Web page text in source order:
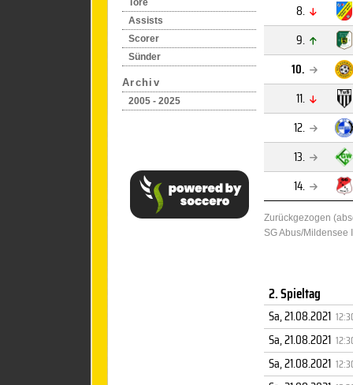
Tore
Assists
Scorer
Sünder
Archiv
2005 - 2025
8.
9.
10.
11.
12.
13.
14.
Zurückgezogen
SG Abus/Mildensee
2. Spieltag
Sa, 21.08.2021
Sa, 21.08.2021
Sa, 21.08.2021